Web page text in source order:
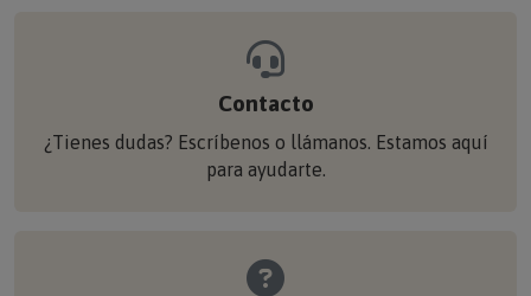
Contacto
¿Tienes dudas? Escríbenos o llámanos. Estamos aquí
para ayudarte.